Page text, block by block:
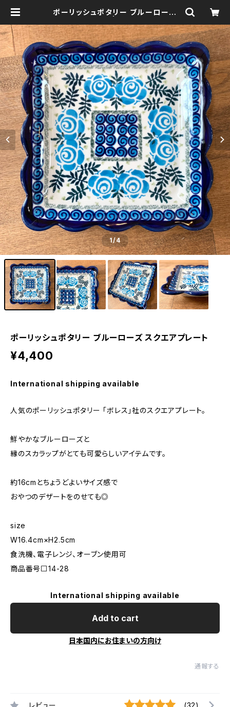
ポーリッシュポタリー ブルーローズ
st IW
1/4
ポーリッシュポタリー ブルーローズ スクエアプレート
¥4,400
International shipping available
人気のポーリッシュポタリー 「ボレス」社のスクエアプレート。
鮮やかなブルーローズと
縁のスカラップがとても可愛らしいアイテムです。
約16cmとちょうどよいサイズ感で
おやつのデザートをのせても◎
size
W16.4cm×H2.5cm
食洗機、電子レンジ、オーブン使用可
商品番号⬜️14-28
International shipping available
Add to cart
日本国内にお住まいの方向け
通報する
レビュー (32)